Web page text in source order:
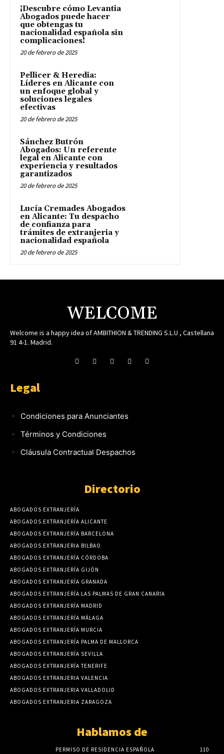
¡Descubre cómo Levantia
Abogados puede hacer
que obtengas tu
nacionalidad española sin
complicaciones!
20 de febrero de 2025
Pellicer & Heredia:
Líderes en Alicante con
un enfoque global y
soluciones legales
efectivas
20 de febrero de 2025
Sánchez Butrón
Abogados: Un referente
legal en Alicante con
experiencia y resultados
garantizados
20 de febrero de 2025
Lucía Cremades Abogados
en Alicante: Tu despacho
de confianza para
trámites de extranjeria y
nacionalidad española
20 de febrero de 2025
WELCOME
Welcome is a happy idea of AMBITHION & TRENDING S.L.U , Castellana
91 4-1. Madrid.
Legal
Condiciones para Anunciantes
Términos y Condiciones
Cláusula Contractual Despachos
Directorio
ABOGADOS EXTRANJERÍA
ABOGADOS EXTRANJERÍA ALICANTE
ABOGADOS EXTRANJERÍA BARCELONA
ABOGADOS EXTRANJERIA BILBAO
ABOGADOS EXTRANJERÍA CÓRDOBA
ABOGADOS EXTRANJERÍA GIJÓN
ABOGADOS EXTRANJERÍA GRANADA
ABOGADOS EXTRANJERÍA LAS PALMAS DE GRAN CANARIA
ABOGADOS EXTRANJERÍA MADRID
ABOGADOS EXTRANJERÍA MÁLAGA
ABOGADOS EXTRANJERÍA MURCIA
ABOGADOS EXTRANJERÍA PALMA DE MALLORCA
ABOGADOS EXTRANJERÍA SEVILLA
ABOGADOS EXTRANJERÍA TENERIFE
ABOGADOS EXTRANJERIA VALENCIA
ABOGADOS EXTRANJERIA VALLADOLID
ABOGADOS EXTRANJERIA ZARAGOZA
Hablamos de
PERMISO DE RESIDENCIA ESPAÑOLA 110